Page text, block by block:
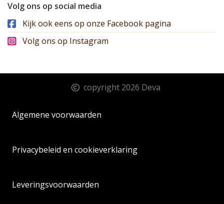
Volg ons op social media
Kijk ook eens op onze Facebook pagina
Volg ons op Instagram
copyright 2026 Deva
Algemene voorwaarden
Privacybeleid en cookieverklaring
Leveringsvoorwaarden